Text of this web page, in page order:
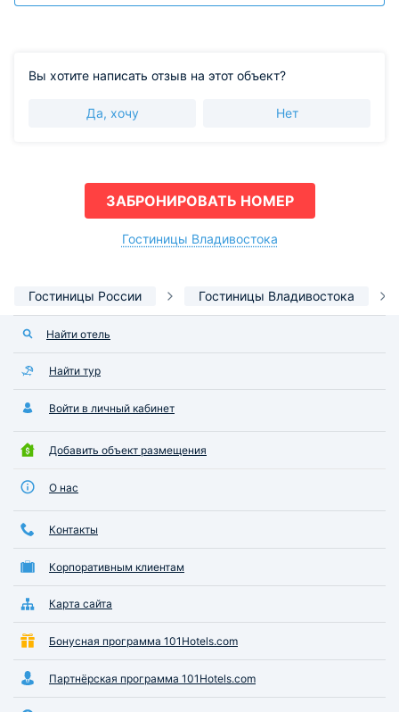
Вы хотите написать отзыв на этот объект?
Да, хочу Нет
ЗАБРОНИРОВАТЬ НОМЕР
Гостиницы Владивостока
Гостиницы России Гостиницы Владивостока
Найти отель
Найти тур
Войти в личный кабинет
Добавить объект размещения
О нас
Контакты
Корпоративным клиентам
Карта сайта
Бонусная программа 101Hotels.com
Партнёрская программа 101Hotels.com